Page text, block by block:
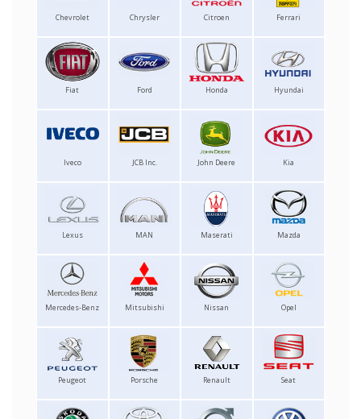
Chevrolet Chrysler Citroen Ferrari
Fiat Ford Honda Hyundai
Iveco JCB Inc. John Deere Kia
Lexus MAN Maserati Mazda
Mercedes-Benz Mitsubishi Nissan Opel
Peugeot Porsche Renault Seat